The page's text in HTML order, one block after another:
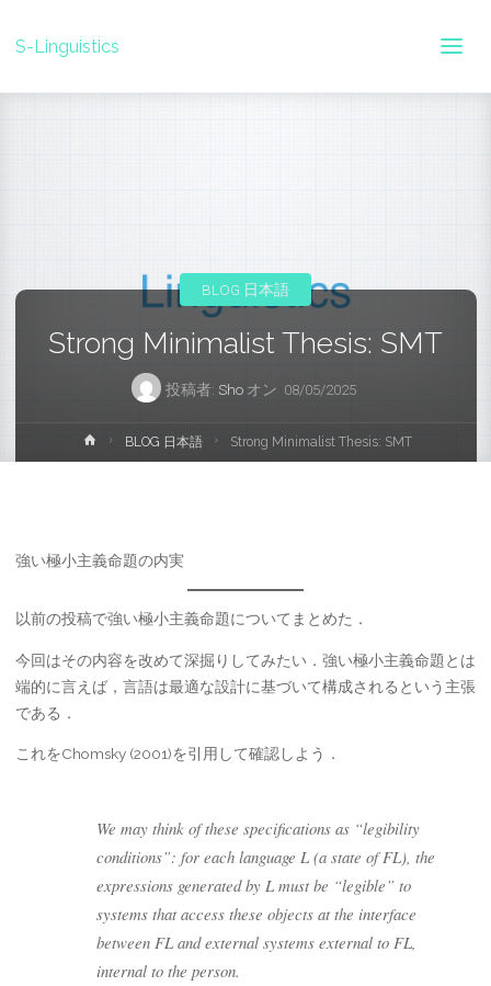
S-Linguistics
Strong Minimalist Thesis: SMT
投稿者: Sho オン 08/05/2025
BLOG 日本語
ホ
ー
BLOG 日本語 Strong Minimalist Thesis: SMT
強い極小主義命題の内実
以前の投稿で強い極小主義命題についてまとめた．
今回はその内容を改めて深掘りしてみたい．強い極小主義命題とは
端的に言えば，言語は最適な設計に基づいて構成されるという主張
である．
これをChomsky (2001)を引用して確認しよう．
We may think of these specifications as “legibility
conditions”: for each language L (a state of FL), the
expressions generated by L must be “legible” to
systems that access these objects at the interface
between FL and external systems external to FL,
internal to the person.